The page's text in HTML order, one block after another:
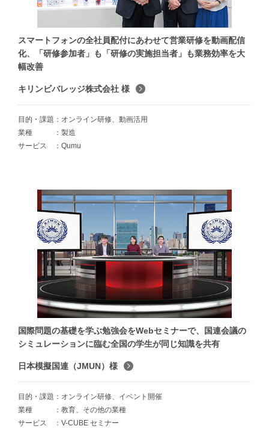
スマートフォンの全社員配付にあわせて営業研修を動画配信
化、「研修参加者」も「研修の実施担当者」も業務効率を大
幅改善
キリンビバレッジ株式会社 様
目的・課題
オンライン研修、動画活用
業種
製造
サービス
Qumu
国際問題の基礎を学ぶ勉強会をWebセミナーで、国連会議の
シミュレーションに臨む全国の学生が同じ知識を共有
日本模擬国連（JMUN）様
目的・課題
オンライン研修、イベント開催
業種
教育、その他の業種
サービス
V-CUBE セミナー